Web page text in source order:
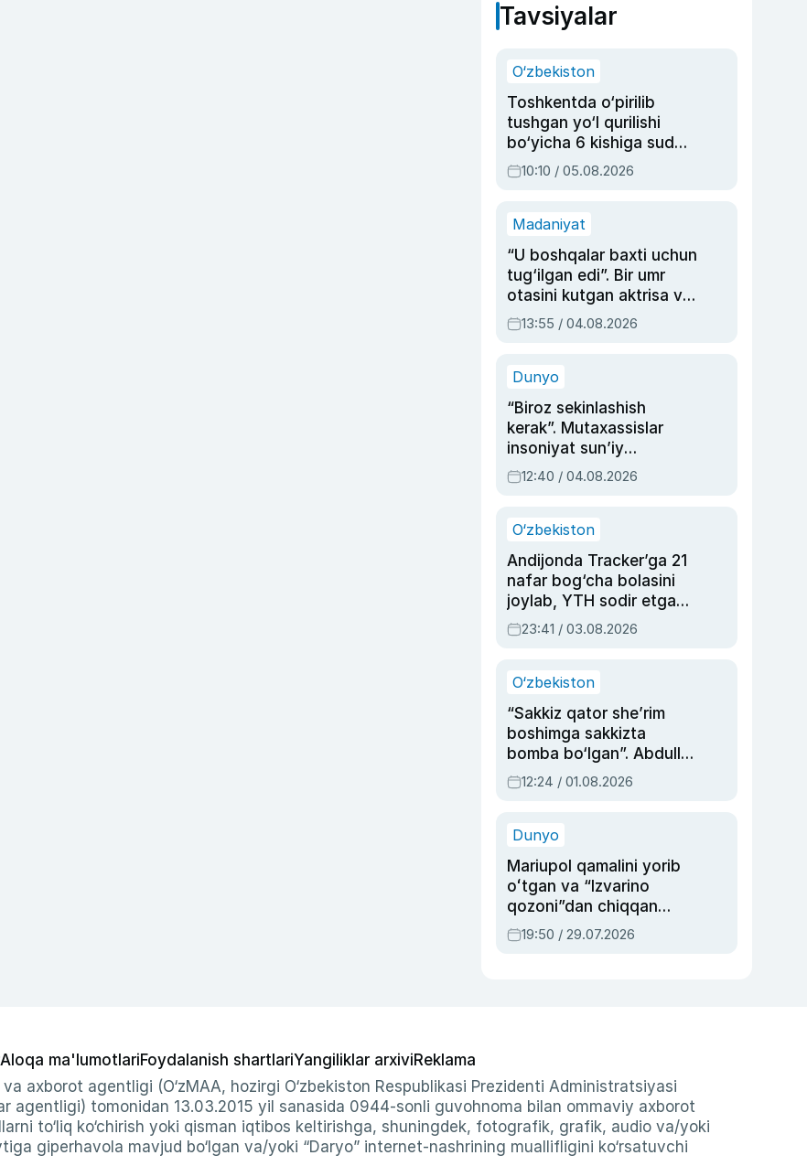
Tavsiyalar
O‘zbekiston
Toshkentda o‘pirilib
tushgan yo‘l qurilishi
bo‘yicha 6 kishiga sud
hukmi o‘qildi
10:10 / 05.08.2026
Madaniyat
“U boshqalar baxti uchun
tug‘ilgan edi”. Bir umr
otasini kutgan aktrisa va
dublyaj ustasi Rimma
Ahmedovaning
13:55 / 04.08.2026
Dunyo
“Biroz sekinlashish
kerak”. Mutaxassislar
insoniyat sun’iy
intellektni boshqara
olmay qolishidan xavotir
12:40 / 04.08.2026
O‘zbekiston
Andijonda Tracker’ga 21
nafar bog‘cha bolasini
joylab, YTH sodir etgan
ayolga sud hukmi o‘qildi
23:41 / 03.08.2026
O‘zbekiston
“Sakkiz qator she’rim
boshimga sakkizta
bomba bo‘lgan”. Abdulla
Oripovni siyosiy
ayblovlardan asrab
12:24 / 01.08.2026
Dunyo
Mariupol qamalini yorib
oʻtgan va “Izvarino
qozoni”dan chiqqan
qahramon — Ukraina
armiyasi bosh
19:50 / 29.07.2026
Aloqa ma'lumotlariFoydalanish shartlariYangiliklar arxiviReklama
axborot agentligi (O‘zMAA, hozirgi O‘zbekiston Respublikasi Prezidenti Administratsiyasi
agentligi) tomonidan 13.03.2015 yil sanasida 0944-sonli guvohnoma bilan ommaviy axborot
to‘liq ko‘chirish yoki qisman iqtibos keltirishga, shuningdek, fotografik, grafik, audio va/yoki
giperhavola mavjud bo‘lgan va/yoki “Daryo” internet-nashrining muallifligini ko‘rsatuvchi